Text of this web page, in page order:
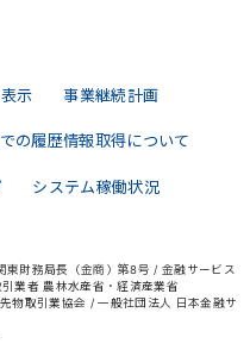
示 事業継続計画
の履歴情報取得について
システム稼働状況
東財務局長（金商）第8号 / 金融サービス
業者 農林水産省・経済産業省
物取引業協会 / 一般社団法人 日本金融サ